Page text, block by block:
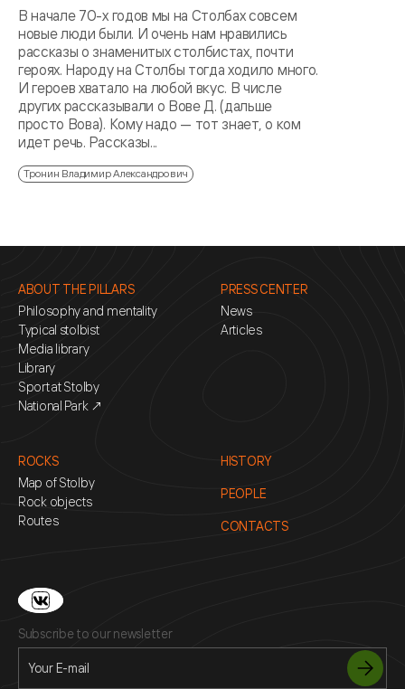
В начале 70-х годов мы на Столбах совсем
новые люди были. И очень нам нравились
рассказы о знаменитых столбистах, почти
героях. Народу на Столбы тогда ходило много.
И героев хватало на любой вкус. В числе
других рассказывали о Вове Д. (дальше
просто Вова). Кому надо — тот знает, о ком
идет речь. Рассказы...
Тронин Владимир Александрович
ABOUT THE PILLARS
Philosophy and mentality
Typical stolbist
Media library
Library
Sport at Stolby
National Park ↗
PRESS CENTER
News
Articles
ROCKS
Map of Stolby
Rock objects
Routes
HISTORY
PEOPLE
CONTACTS
Subscribe to our newsletter